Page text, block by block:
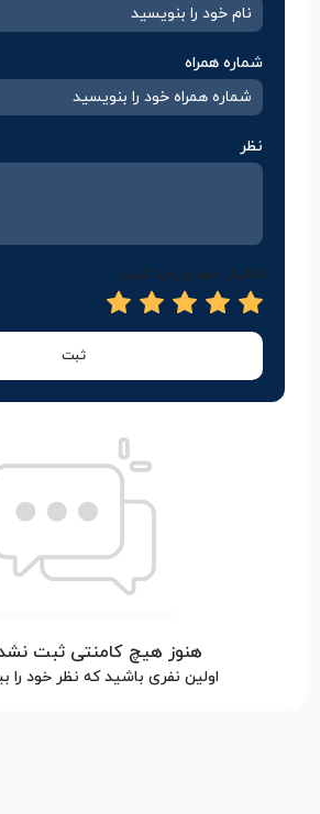
شماره همراه
نظر
امتیاز خود را وارد کنید
ثبت
هنوز هیچ کامنتی ثبت
اولین نفری باشید که نظر خود را